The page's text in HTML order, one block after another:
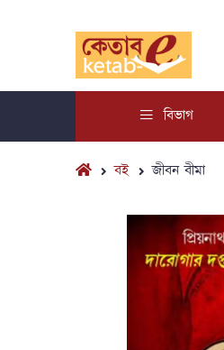
বিভাগ
বই জীবন বীমা